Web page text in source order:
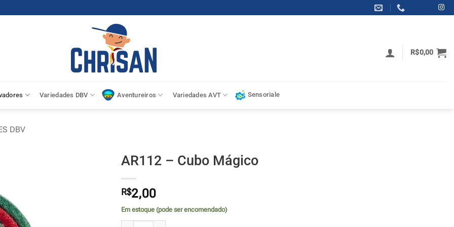
R$0,00
Variedades DBV Aventureiros Variedades AVT Sensoriale
DBV
AR112 – Cubo Mágico
R$2,00
Em estoque (pode ser encomendado)